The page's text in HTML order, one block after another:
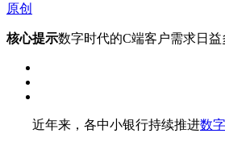
原创
核心提示数字时代的C端客户需求日
近年来，各中小银行持续推进数